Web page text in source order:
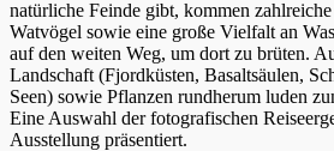
natürliche Feinde gibt, kommen
Watvögel sowie eine große Vielfalt an
auf den weiten Weg, um dort zu brüten.
Landschaft (Fjordküsten, Basaltsäulen,
Seen) sowie Pflanzen rundherum luden
Eine Auswahl der fotografischen
Ausstellung präsentiert.